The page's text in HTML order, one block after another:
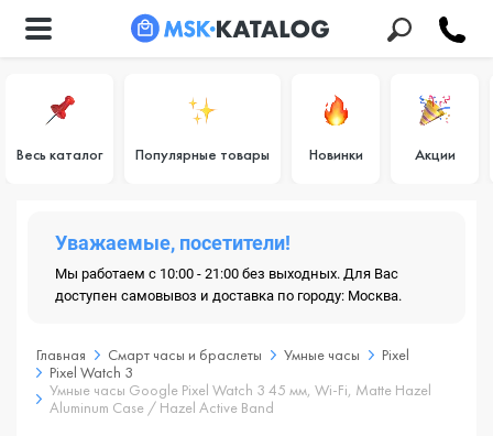
Весь каталог Популярные товары Новинки Акции
Уважаемые, посетители!
Мы работаем с 10:00 - 21:00 без выходных. Для Вас
доступен самовывоз и доставка по городу: Москва.
Главная Смарт часы и браслеты Умные часы
Pixel
Pixel Watch 3
Умные часы Google Pixel Watch 3 45 мм, Wi-Fi, Matte Hazel
Aluminum Case / Hazel Active Band